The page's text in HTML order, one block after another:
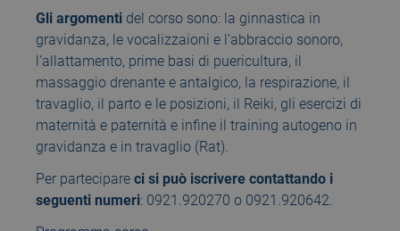
Gli argomenti del corso sono: la ginnastica in
gravidanza, le vocalizzaioni e l’abbraccio sonoro,
l’allattamento, prime basi di puericultura, il
massaggio drenante e antalgico, la respirazione, il
travaglio, il parto e le posizioni, il Reiki, gli esercizi di
maternità e paternità e infine il training autogeno in
gravidanza e in travaglio (Rat).
Per partecipare ci si può iscrivere contattando i
seguenti numeri: 0921.920270 o 0921.920642.